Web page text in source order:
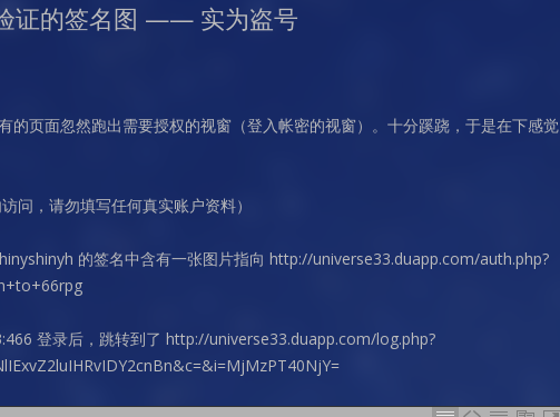
证的签名图 —— 实为盗号
的页面忽然跑出需要授权的视窗（登入帐密的视窗）。十分蹊跷，于是在下感觉
访问，请勿填写任何真实账户资料）
的签名中含有一张图片指向 http://universe33.duapp.com/auth.php?
登录后，跳转到了 http://universe33.duapp.com/log.php?